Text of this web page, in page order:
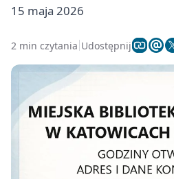
15 maja 2026
2 min czytania Udostępnij